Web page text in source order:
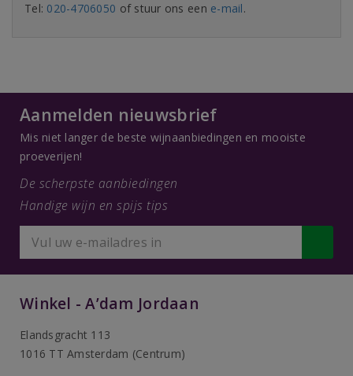
Tel: 020-4706050 of stuur ons een e-mail.
Aanmelden nieuwsbrief
Mis niet langer de beste wijnaanbiedingen en mooiste
proeverijen!
De scherpste aanbiedingen
Handige wijn en spijs tips
Winkel - A’dam Jordaan
Elandsgracht 113
1016 TT Amsterdam (Centrum)